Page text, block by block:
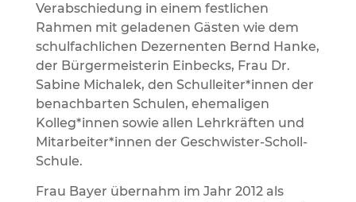
Verabschiedung in einem festlichen
Rahmen mit geladenen Gästen wie dem
schulfachlichen Dezernenten Bernd Hanke,
der Bürgermeisterin Einbecks, Frau Dr.
Sabine Michalek, den Schulleiter*innen der
benachbarten Schulen, ehemaligen
Kolleg*innen sowie allen Lehrkräften und
Mitarbeiter*innen der Geschwister-Scholl-
Schule.
Frau Bayer übernahm im Jahr 2012 als